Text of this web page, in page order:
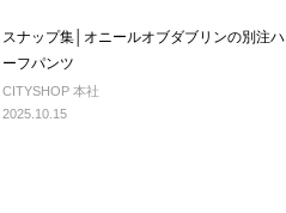
スナップ集│オニールオブダブリンの別注ハ
ーフパンツ
CITYSHOP 本社
2025.10.15